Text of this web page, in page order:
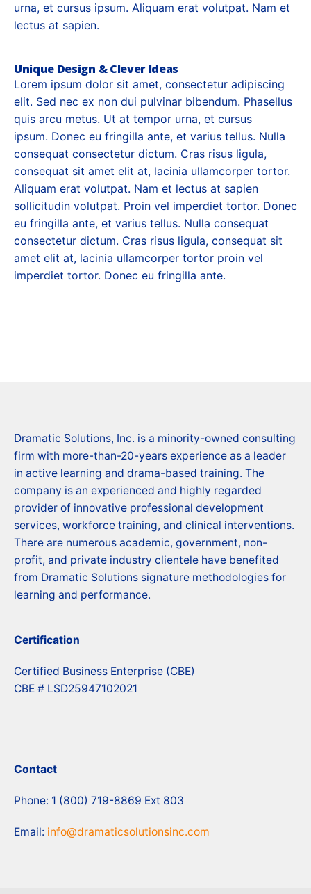
urna, et cursus ipsum. Aliquam erat volutpat. Nam et
lectus at sapien.
Unique Design & Clever Ideas
Lorem ipsum dolor sit amet, consectetur adipiscing
elit. Sed nec ex non dui pulvinar bibendum. Phasellus
quis arcu metus. Ut at tempor urna, et cursus
ipsum. Donec eu fringilla ante, et varius tellus. Nulla
consequat consectetur dictum. Cras risus ligula,
consequat sit amet elit at, lacinia ullamcorper tortor.
Aliquam erat volutpat. Nam et lectus at sapien
sollicitudin volutpat. Proin vel imperdiet tortor. Donec
eu fringilla ante, et varius tellus. Nulla consequat
consectetur dictum. Cras risus ligula, consequat sit
amet elit at, lacinia ullamcorper tortor proin vel
imperdiet tortor. Donec eu fringilla ante.
Dramatic Solutions, Inc. is a minority-owned consulting
firm with more-than-20-years experience as a leader
in active learning and drama-based training. The
company is an experienced and highly regarded
provider of innovative professional development
services, workforce training, and clinical interventions.
There are numerous academic, government, non-
profit, and private industry clientele have benefited
from Dramatic Solutions signature methodologies for
learning and performance.
Certification
Certified Business Enterprise (CBE)
CBE # LSD25947102021
Contact
Phone: 1 (800) 719-8869 Ext 803
Email: info@dramaticsolutionsinc.com